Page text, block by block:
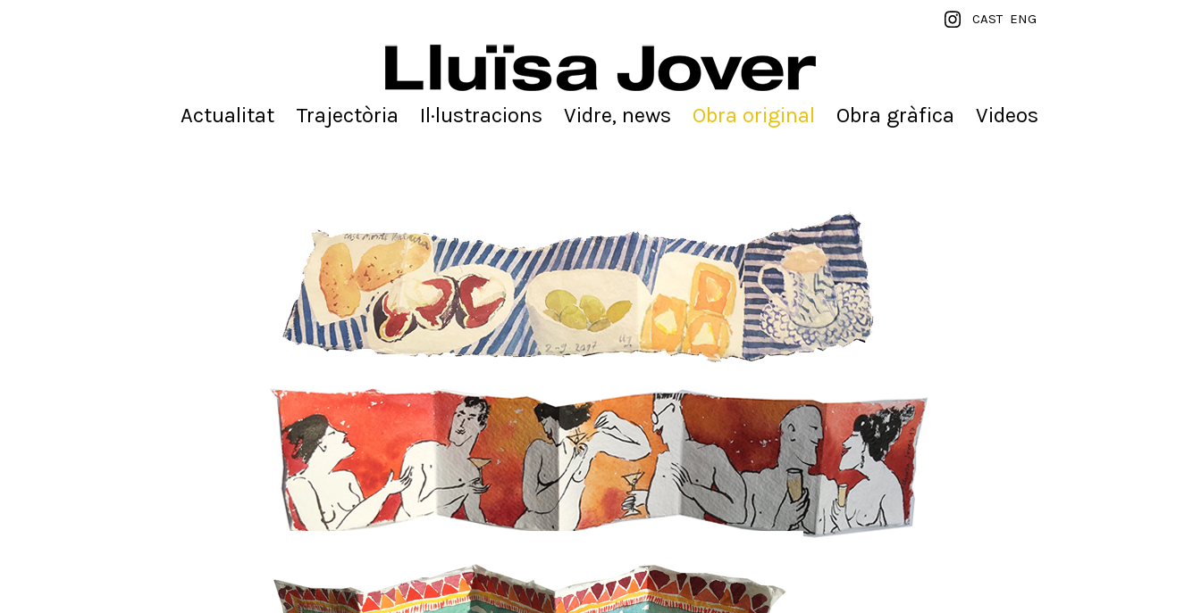
CAST ENG
Actualitat Trajectòria Il·lustracions Vidre, news Obra original Obra gràfica Videos